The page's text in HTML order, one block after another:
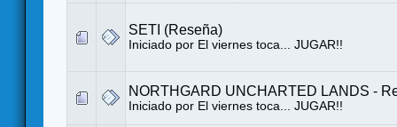
SETI (Reseña)
Iniciado por El viernes toca... JUGAR!!
NORTHGARD UNCHARTED LANDS -
Iniciado por El viernes toca... JUGAR!!